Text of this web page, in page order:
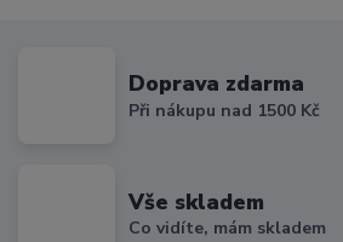
Doprava zdarma
Při nákupu nad 1500 Kč
Vše skladem
Co vidíte, mám skladem